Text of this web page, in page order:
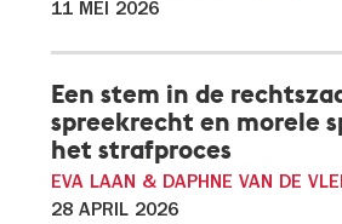
11 MEI 2026
Een stem in de
spreekrecht en morele
het strafproces
EVA LAAN & DAPHNE VAN DE
28 APRIL 2026